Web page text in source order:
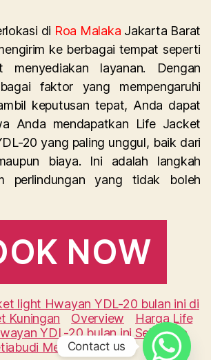
di Roa Malaka Jakarta Barat
ke berbagai tempat seperti
menyediakan layanan. Dengan
faktor yang mempengaruhi
keputusan tepat, Anda dapat
Anda mendapatkan Life Jacket
20 yang paling unggul, baik dari
biaya. Ini adalah langkah
perlindungan yang tidak boleh
NOW
light Hwayan YDL-20 bulan ini di
Kuningan
Overview
Harga Life
YDL-20 bulan ini Sekitaran
Menteng Atas
Contact us